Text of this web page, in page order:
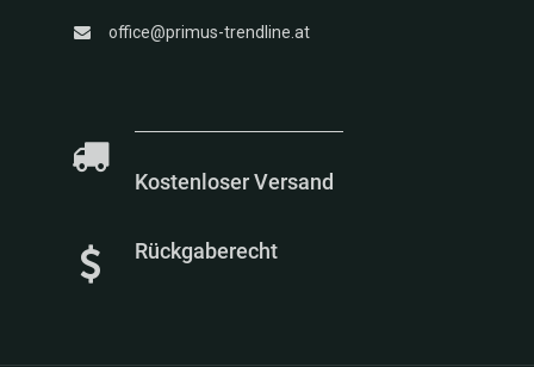
Kostenloser Versand
Rückgaberecht
office@primus-trendline.at